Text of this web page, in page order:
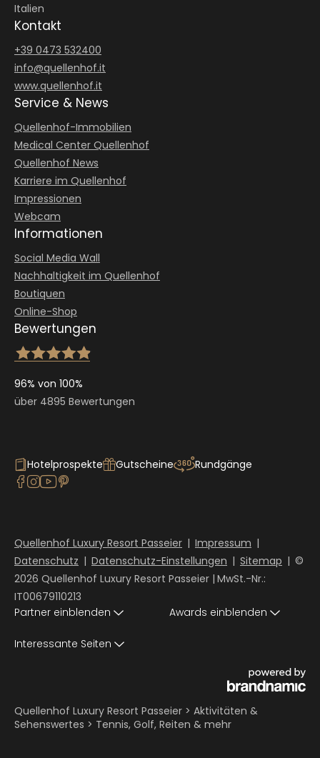
Italien
Kontakt
+39 0473 532400
info@quellenhof.it
www.quellenhof.it
Service & News
Quellenhof-Immobilien
Medical Center Quellenhof
Quellenhof News
Karriere im Quellenhof
Impressionen
Webcam
Informationen
Social Media Wall
Nachhaltigkeit im Quellenhof
Boutiquen
Online-Shop
Bewertungen
96% von 100%
über 4895 Bewertungen
Hotelprospekte Gutscheine Rundgänge
Quellenhof Luxury Resort Passeier | Impressum |
Datenschutz | Datenschutz-Einstellungen | Sitemap | ©
2026 Quellenhof Luxury Resort Passeier | MwSt.-Nr.:
IT00679110213
Partner einblenden
Awards einblenden
Interessante Seiten
Quellenhof Luxury Resort Passeier > Aktivitäten &
Sehenswertes > Tennis, Golf, Reiten & mehr